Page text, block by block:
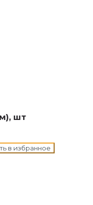
шт
в избранное